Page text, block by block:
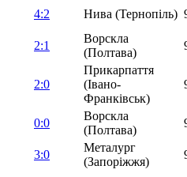
4:2 Нива (Тернопіль)
2:1
Ворскла
(Полтава)
2:0
Прикарпаття
(Івано-
Франківськ)
0:0
Ворскла
(Полтава)
3:0
Металург
(Запоріжжя)